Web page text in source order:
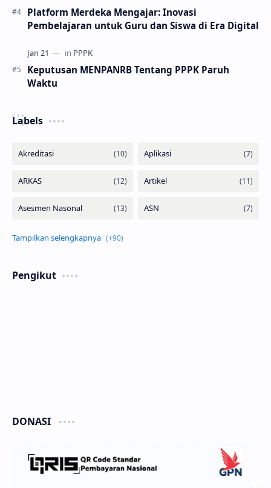
Platform Merdeka Mengajar: Inovasi
Pembelajaran untuk Guru dan Siswa di Era Digital
Keputusan MENPANRB Tentang PPPK Paruh
Waktu
Labels
Pengikut
DONASI